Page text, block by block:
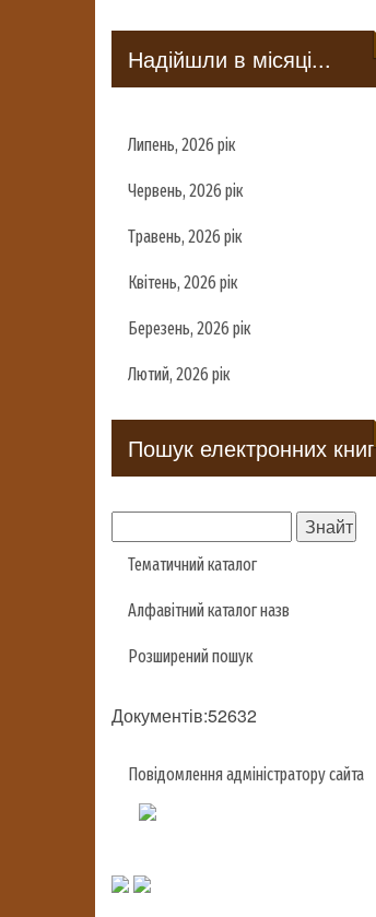
Надійшли в місяці...
Липень, 2026 рік
Червень, 2026 рік
Травень, 2026 рік
Квітень, 2026 рік
Березень, 2026 рік
Лютий, 2026 рік
Пошук електронних книг
Тематичний каталог
Алфавітний каталог назв
Розширений пошук
Документів:52632
Повідомлення адміністратору сайта